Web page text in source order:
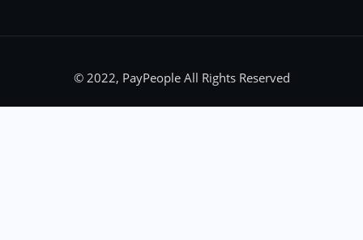
© 2022, PayPeople All Rights Reserved